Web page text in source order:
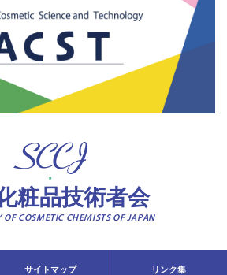
粧品技術者会
OF COSMETIC CHEMISTS OF JAPAN
サイトマップ リンク集